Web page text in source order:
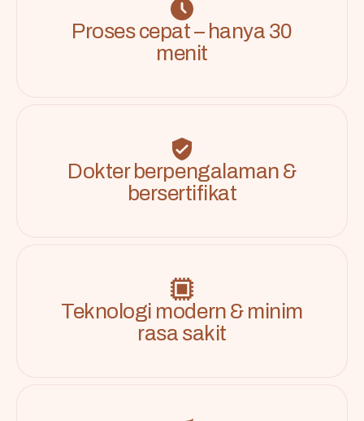
Proses cepat – hanya 30
menit
Dokter berpengalaman &
bersertifikat
Teknologi modern & minim
rasa sakit